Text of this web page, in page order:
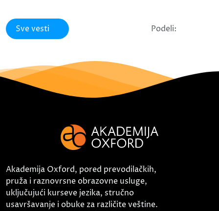
Sve vesti Podeli:
Akademija Oxford, pored prevodilačkih,
pruža i raznovrsne obrazovne usluge,
uključujući kurseve jezika, stručno
usavršavanje i obuke za različite veštine.